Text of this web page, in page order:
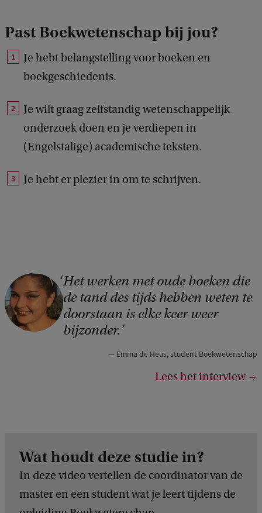
Past Boekwetenschap bij jou?
Je hebt belangstelling voor boeken en
boekgeschiedenis.
Je wilt graag zelfstandig wetenschappelijk
onderzoek doen en je verdiepen in
(Engelstalige) academische teksten.
Je hebt er plezier in om te schrijven.
C
o
p
:
E
m
m
Het werken met oude boeken die
de tand des tijds hebben weten te
doorstaan is elke keer weer
bijzonder.
Emma de Heus, student Boekwetenschap
Lees het interview
Wat houdt deze studie in?
In deze video vertellen de coordinator van de
master en een student wat je leert tijdens de